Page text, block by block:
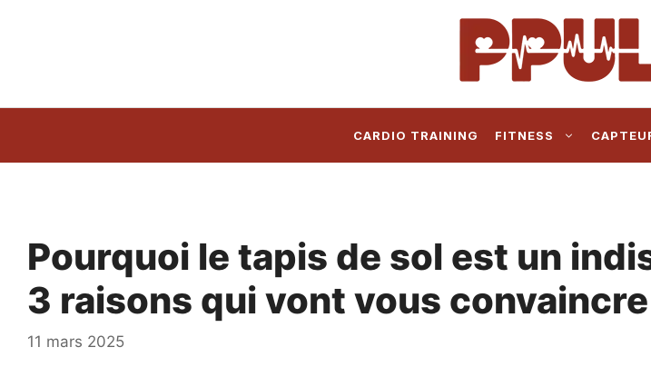
CARDIO TRAINING FITNESS
Pourquoi le tapis de sol est un
3 raisons qui vont vous convaincre
11 mars 2025